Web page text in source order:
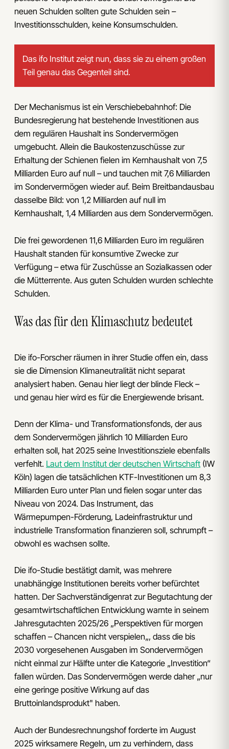
neuen Schulden sollten gute Schulden sein –
Investitionsschulden, keine Konsumschulden.
Das ifo Institut zeigt nun, dass sie zu einem großen
Teil genau das Gegenteil sind.
Der Mechanismus ist ein Verschiebebahnhof: Die
Bundesregierung hat bestehende Investitionen aus
dem regulären Haushalt ins Sondervermögen
umgebucht. Allein die Baukostenzuschüsse zur
Erhaltung der Schienen fielen im Kernhaushalt von 7,5
Milliarden Euro auf null – und tauchen mit 7,6 Milliarden
im Sondervermögen wieder auf. Beim Breitbandausbau
dasselbe Bild: von 1,2 Milliarden auf null im
Kernhaushalt, 1,4 Milliarden aus dem Sondervermögen.
Die frei gewordenen 11,6 Milliarden Euro im regulären
Haushalt standen für konsumtive Zwecke zur
Verfügung – etwa für Zuschüsse an Sozialkassen oder
die Mütterrente. Aus guten Schulden wurden schlechte
Schulden.
Was das für den Klimaschutz bedeutet
Die ifo-Forscher räumen in ihrer Studie offen ein, dass
sie die Dimension Klimaneutralität nicht separat
analysiert haben. Genau hier liegt der blinde Fleck –
und genau hier wird es für die Energiewende brisant.
Denn der Klima- und Transformationsfonds, der aus
dem Sondervermögen jährlich 10 Milliarden Euro
erhalten soll, hat 2025 seine Investitionsziele ebenfalls
verfehlt. Laut dem Institut der deutschen Wirtschaft (IW
Köln) lagen die tatsächlichen KTF-Investitionen um 8,3
Milliarden Euro unter Plan und fielen sogar unter das
Niveau von 2024. Das Instrument, das
Wärmepumpen-Förderung, Ladeinfrastruktur und
industrielle Transformation finanzieren soll, schrumpft –
obwohl es wachsen sollte.
Die ifo-Studie bestätigt damit, was mehrere
unabhängige Institutionen bereits vorher befürchtet
hatten. Der Sachverständigenrat zur Begutachtung der
gesamtwirtschaftlichen Entwicklung warnte in seinem
Jahresgutachten 2025/26 „Perspektiven für morgen
schaffen – Chancen nicht verspielen„, dass die bis
2030 vorgesehenen Ausgaben im Sondervermögen
nicht einmal zur Hälfte unter die Kategorie „Investition“
fallen würden. Das Sondervermögen werde daher „nur
eine geringe positive Wirkung auf das
Bruttoinlandsprodukt" haben.
Auch der Bundesrechnungshof forderte im August
2025 wirksamere Regeln, um zu verhindern, dass